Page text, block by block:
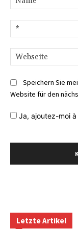
Speichern Sie
Website für den
Ja, ajoutez-moi
Letzte Artikel